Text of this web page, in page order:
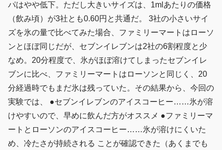
パはやや低下。ただし大きいサイズは、1mlあたりの価格
（飲み頃）が3社とも0.60円と共通だ。 3社の小さいサイ
ズを氷の量で比べてみた場合、ファミリーマートはローソ
ンとほぼ同じだが、セブンイレブンは2社の6割程度と少
なめ。20分程度で、氷がほぼ溶けてしまったセブンイレ
ブンに比べ、ファミリーマートはローソンと同じく、20
分経過時でもまだ氷は残っていた。その結果から、今回の
実験では、 ●セブンイレブンのアイスコーヒー……氷が溶
けやすいので、早めに飲んだ方がオススメ ●ファミリーマ
ートとローソンのアイスコーヒー……氷が溶けにくいた
め、冷たさが持続される ことが確認できた（あくまでも